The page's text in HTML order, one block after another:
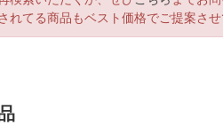
れてる商品もベスト価格でご提案させ